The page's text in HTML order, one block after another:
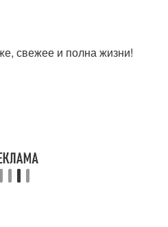
свежее и полна жизни!